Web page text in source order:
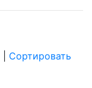
Сортировать